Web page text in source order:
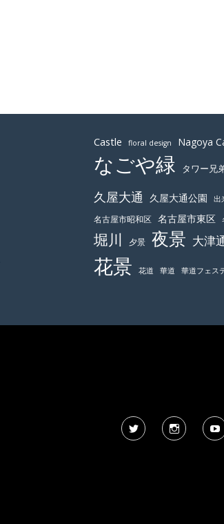
Castle floral design Nagoya
なごや緑 タワー兄
久屋大通 久屋大通公園 出
名古屋市昭和区 名古屋市東区
堀川 夕景 夜景 大津
花景 花道 華道 華道フェス